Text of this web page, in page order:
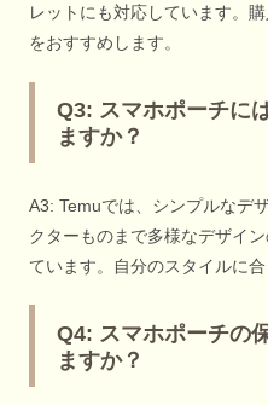
レットにも対応しています。
をおすすめします。
Q3: スマホポーチに
ますか？
A3: Temuでは、シンプルなデ
クターものまで多様なデザイ
ています。自分のスタイルに
Q4: スマホポーチの
ますか？